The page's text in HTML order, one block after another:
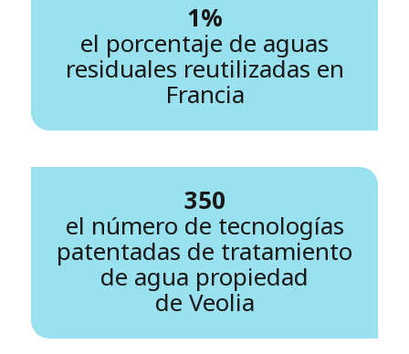
1%
el porcentaje de aguas
residuales reutilizadas en
Francia
350
el número de tecnologías
patentadas de tratamiento
de agua propiedad
de Veolia